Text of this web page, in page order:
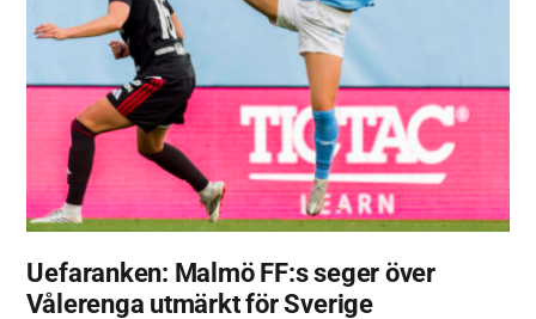
Uefaranken: Malmö FF:s seger över
Vålerenga utmärkt för Sverige